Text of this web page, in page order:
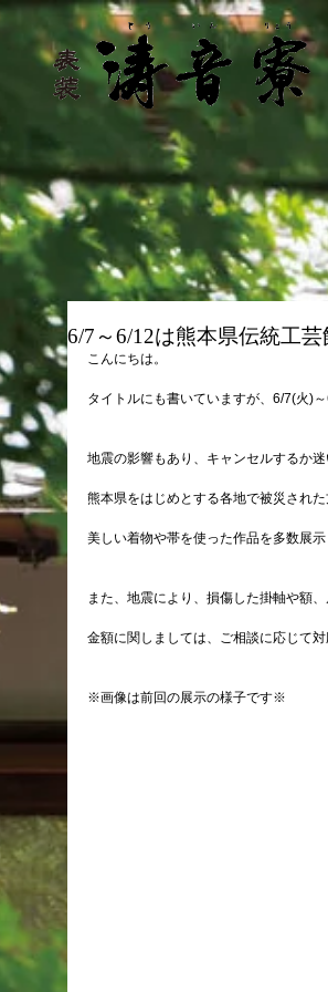
6/7～6/12は熊本県伝統工
こんにちは。
タイトルにも書いていますが、6/7(火)
地震の影響もあり、キャンセルするか
熊本県をはじめとする各地で被災され
美しい着物や帯を使った作品を多数展
また、地震により、損傷した掛軸や額
金額に関しましては、ご相談に応じて
※画像は前回の展示の様子です※